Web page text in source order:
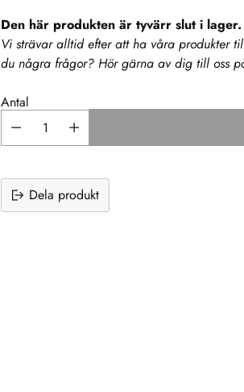
Den här produkten är tyvärr slut i lager.
Vi strävar alltid efter att ha våra produkter
du några frågor? Hör gärna av dig till oss
Antal
Dela produkt